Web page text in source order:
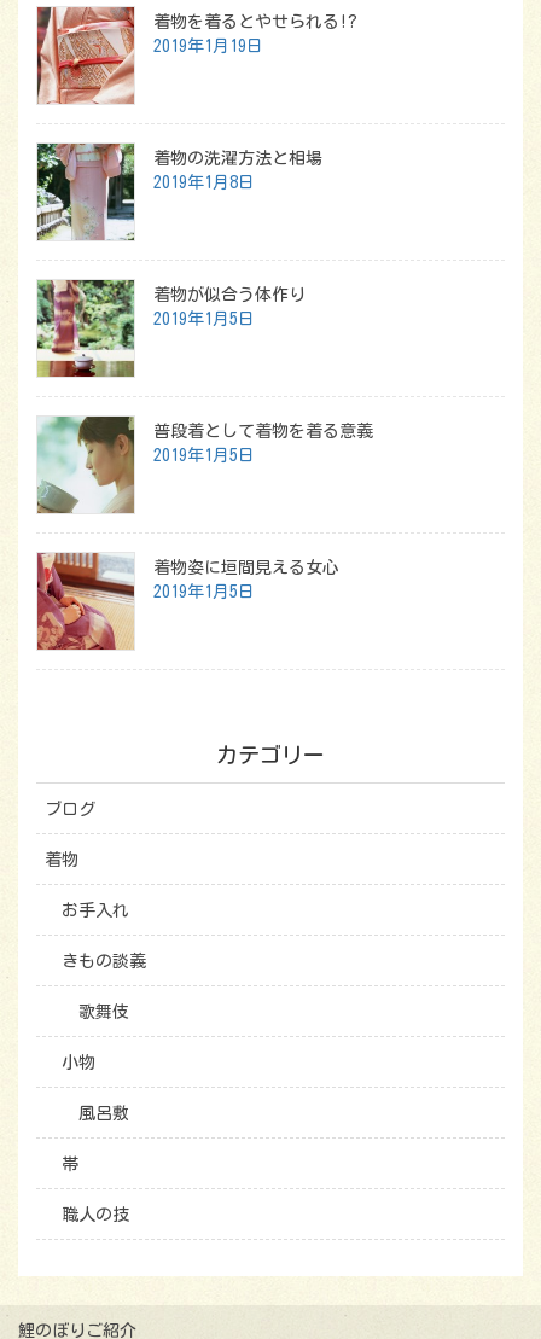
着物を着るとやせられる!?
2019年1月19日
着物の洗濯方法と相場
2019年1月8日
着物が似合う体作り
2019年1月5日
普段着として着物を着る意義
2019年1月5日
着物姿に垣間見える女心
2019年1月5日
カテゴリー
ブログ
着物
お手入れ
きもの談義
歌舞伎
小物
風呂敷
帯
職人の技
鯉のぼりご紹介